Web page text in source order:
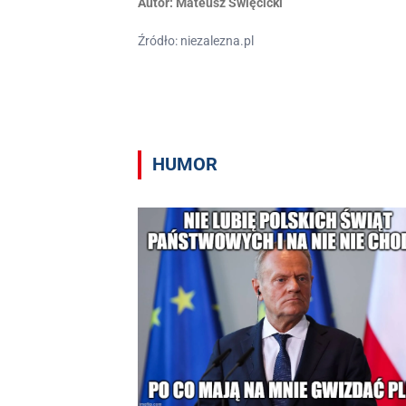
Źródło: niezalezna.pl
HUMOR